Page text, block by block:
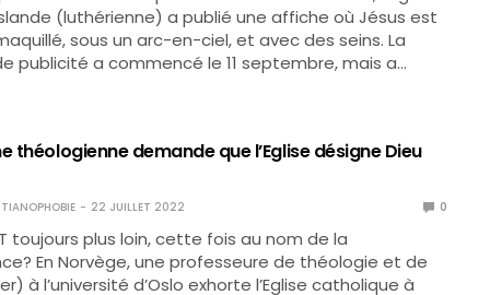
(luthérienne) a publié une affiche où Jésus est
sous un arc-en-ciel, et avec des seins. La
publicité a commencé le 11 septembre, mais a…
théologienne demande que l’Eglise désigne Dieu
22 JUILLET 2022 0
toujours plus loin, cette fois au nom de la
En Norvège, une professeure de théologie et de
à l’université d’Oslo exhorte l’Eglise catholique à